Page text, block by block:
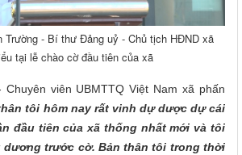
Trường - Bí thư Đảng uỷ - Chủ tịch HĐND xã
tại lễ chào cờ đầu tiên của xã
Chuyên viên UBMTTQ Việt Nam xã phấn
tôi hôm nay rất vinh dự dược dự cái
đầu tiên của xã thống nhất mới và tôi
trước cờ. Bản thân tôi trong thời